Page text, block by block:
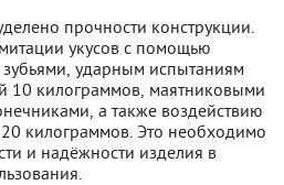
прочности конструкции.
укусов с помощью
зубьями, ударным испытаниям
10 килограммов, маятниковыми
а также воздействию
20 килограммов. Это необходимо
и надёжности изделия в